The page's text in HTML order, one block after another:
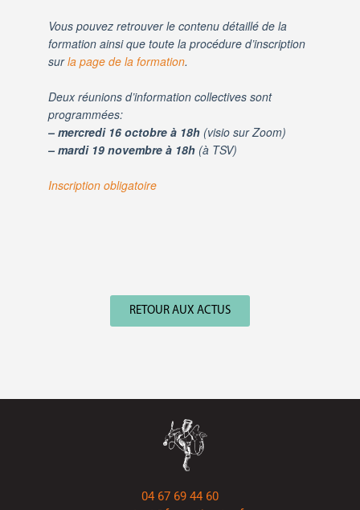
Vous pouvez retrouver le contenu détaillé de la
formation ainsi que toute la procédure d’inscription
surla page de la formation.
Deux réunions d’information collectives sont
programmées:
– mercredi 16 octobre à 18h (visio sur Zoom)
– mardi 19 novembre à 18h (à TSV)
Inscription obligatoire
RETOUR AUX ACTUS
04 67 69 44 60